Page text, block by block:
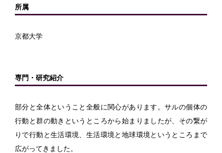
所属
京都大学
専門・研究紹介
部分と全体ということ全般に関心があります。サルの個体の
行動と群の動きというところから始まりましたが、その繋が
りで行動と生活環境、生活環境と地球環境というところまで
広がってきました。